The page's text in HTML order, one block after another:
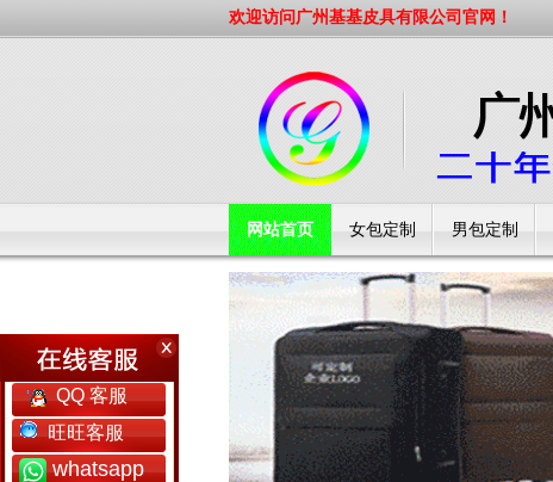
欢迎访问广州基基皮具有限公司官网！
网站首页 女包定制 男包定制
工厂简介
QQ 客服
旺旺客服
whatsapp